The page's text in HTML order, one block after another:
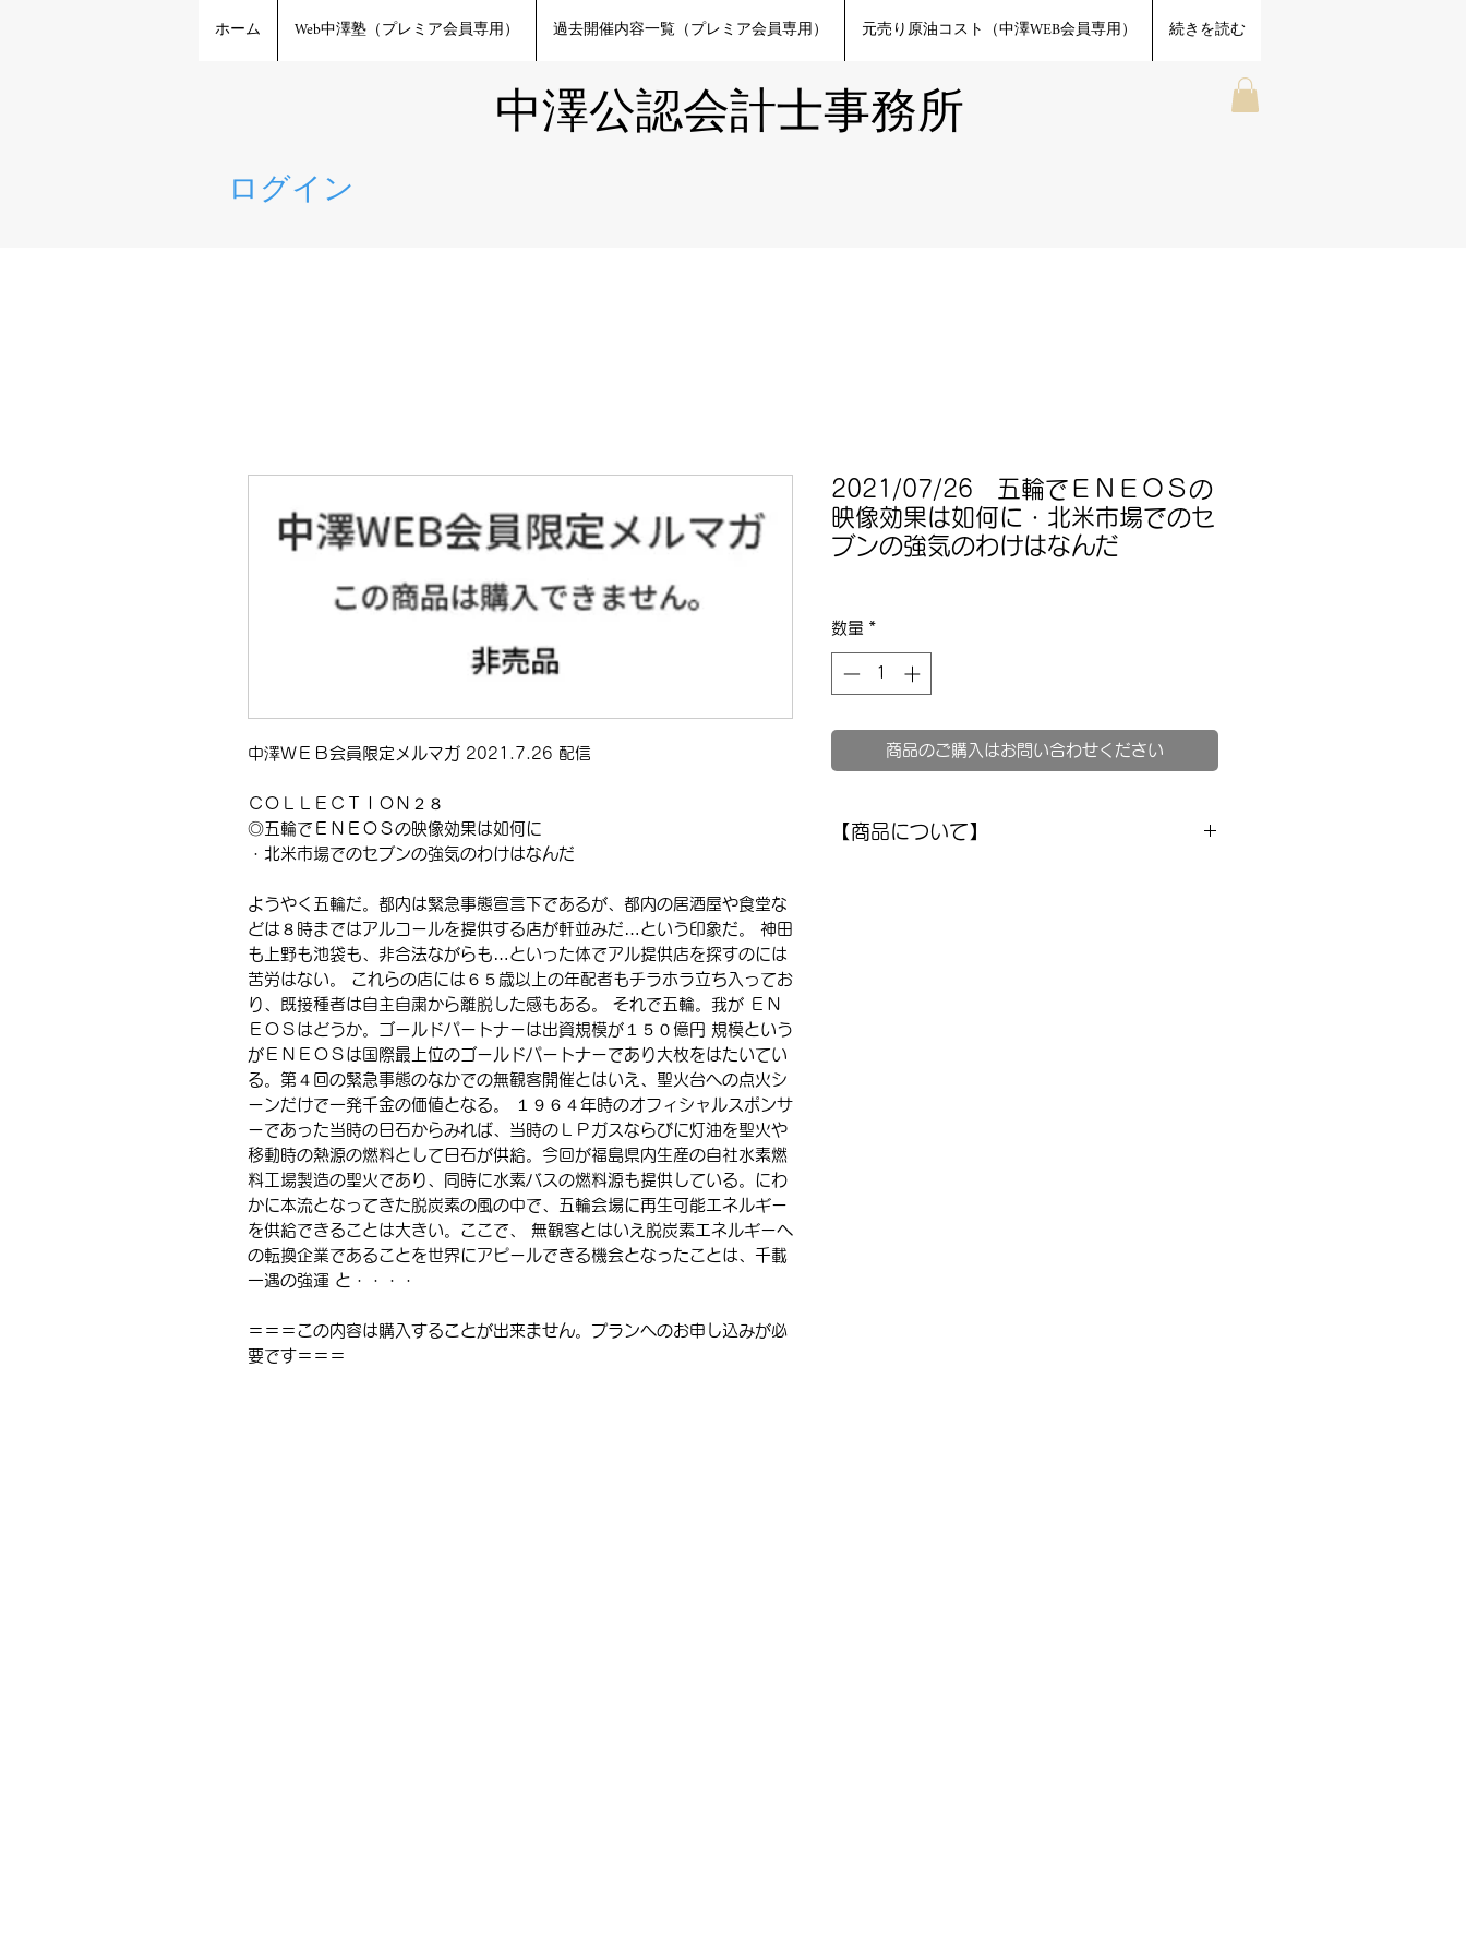
​中澤公認会計士事務所
ログイン
ホーム Web中澤塾（プレミア会員専用） 過去開催内容一覧（プレミア会員専用） 元売り原油コスト（中澤WEB会員専用） 続きを読む
中澤ＷＥＢ会員限定メルマガ 2021.7.26 配信
ＣＯＬＬＥＣＴＩＯＮ２８
◎五輪でＥＮＥＯＳの映像効果は如何に
・北米市場でのセブンの強気のわけはなんだ
ようやく五輪だ。都内は緊急事態宣言下であるが、都内の居酒屋や食堂な
どは８時まではアルコールを提供する店が軒並みだ…という印象だ。 神田
も上野も池袋も、非合法ながらも…といった体でアル提供店を探すのには
苦労はない。 これらの店には６５歳以上の年配者もチラホラ立ち入ってお
り、既接種者は自主自粛から離脱した感もある。 それで五輪。我が ＥＮ
ＥＯＳはどうか。ゴールドパートナーは出資規模が１５０億円 規模という
がＥＮＥＯＳは国際最上位のゴールドパートナーであり大枚をはたいてい
る。第４回の緊急事態のなかでの無観客開催とはいえ、聖火台への点火シ
ーンだけで一発千金の価値となる。 １９６４年時のオフィシャルスポンサ
ーであった当時の日石からみれば、当時のＬＰガスならびに灯油を聖火や
移動時の熱源の燃料として日石が供給。今回が福島県内生産の自社水素燃
料工場製造の聖火であり、同時に水素バスの燃料源も提供している。にわ
かに本流となってきた脱炭素の風の中で、五輪会場に再生可能エネルギー
を供給できることは大きい。ここで、 無観客とはいえ脱炭素エネルギーへ
の転換企業であることを世界にアピールできる機会となったことは、千載
一遇の強運 と ・・・・
＝＝＝この内容は購入することが出来ません。プランへのお申し込みが必
要です＝＝＝
2021/07/26 五輪でＥＮＥＯＳの
映像効果は如何に・北米市場でのセ
ブンの強気のわけはなんだ
数量 *
商品のご購入はお問い合わせください
【商品について】